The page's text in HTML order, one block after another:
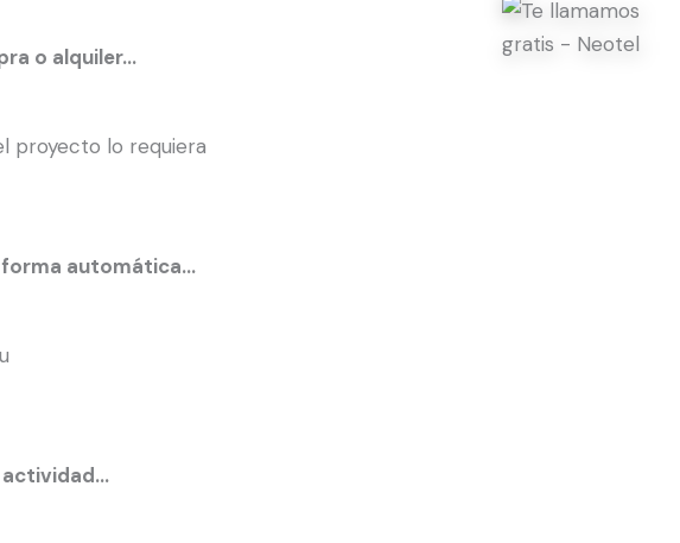
o alquiler…
forma automática…
actividad…